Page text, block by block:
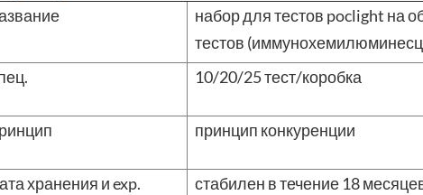
набор для тестов poclight на
тестов
10/20/25 тест/коробка
принцип конкуренции
хранения и exp.
стабилен в течение 18